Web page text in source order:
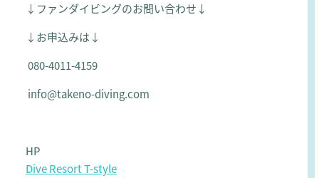
↓ファンダイビングのお問い合わせ↓
↓お申込みは↓
080-4011-4159
info@takeno-diving.com
HP
Dive Resort T-style